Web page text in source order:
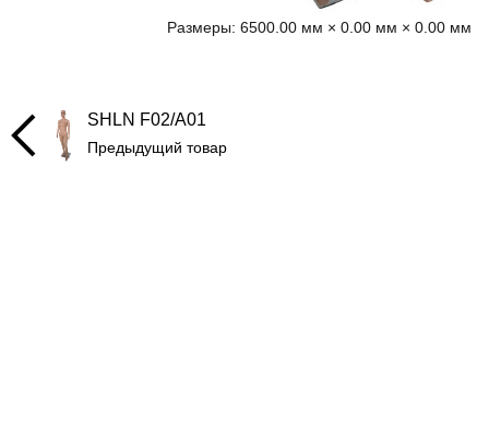
Размеры: 6500.00 мм × 0.00 мм × 0.00 мм
SHLN F02/A01
Предыдущий товар